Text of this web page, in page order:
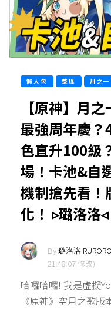
懶人包 整理 月之一
【原神】月之
最強周年慶？
色直升100級
場！卡池&自
機制搶先看！
化！ ▹璐洛洛◃
By璐洛洛 RURORO
21:48:07 修改)
哈囉哈囉! 我是虛擬
《原神》空月之歌